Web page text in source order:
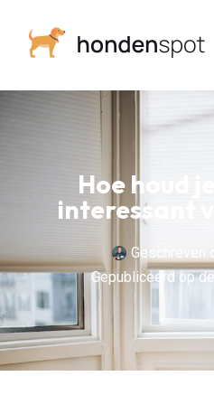
Hoe houd
interessant
Geschreven
Gepubliceerd op